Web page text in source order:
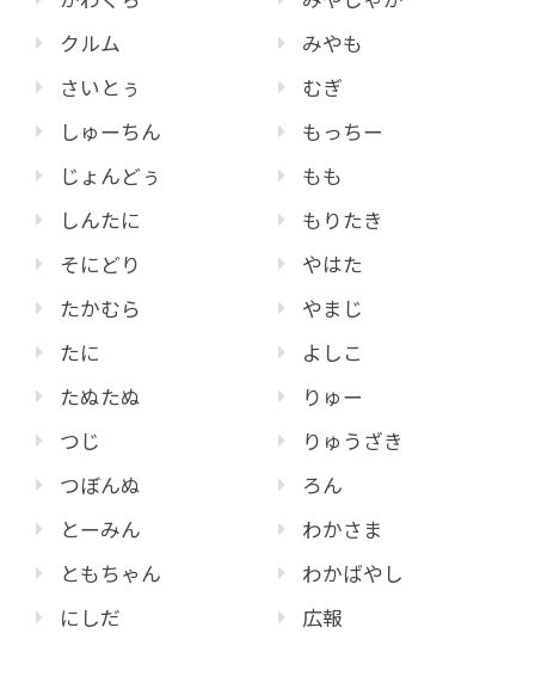
クルム
さいとぅ
しゅーちん
じょんどぅ
しんたに
そにどり
たかむら
たに
たぬたぬ
つじ
つぼんぬ
とーみん
ともちゃん
にしだ
みやも
むぎ
もっちー
もも
もりたき
やはた
やまじ
よしこ
りゅー
りゅうざき
ろん
わかさま
わかばやし
広報